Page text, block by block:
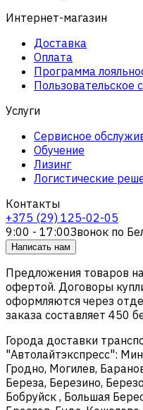
Интернет-магазин
Доставка
Оплата
Программа
Пользовательское
Услуги
Сервисное
Обучение
Лизинг
Логистические
Контакты
+375 (29) 125-02-05
9:00 - 17:00Звонок по
Написать нам
Предложения товаров
офертой. Договоры
оформляются через
заказа составляет 450
Города доставки
"Автолайтэкспресс":
Гродно, Могилев,
Береза, Березино,
Бобруйск , Большая